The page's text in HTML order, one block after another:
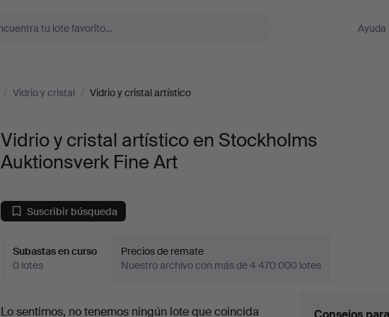
Ayuda
/ Vidrio y cristal / Vidrio y cristal artístico
Vidrio y cristal artístico en Stockholms
Auktionsverk Fine Art
Suscribir búsqueda
Subastas en curso
0 lotes
Precios de remate
Nuestro archivo con más de 4 470 000 lotes
Subastas
Lo sentimos, no tenemos ningún lote que coincida